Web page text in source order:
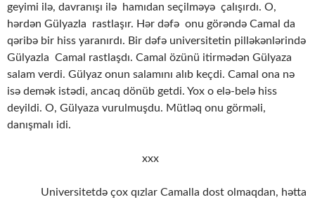
geyimi ilə, davranışı ilə hamıdan seçilməyə çalışırdı. O,
hərdən Gülyazla rastlaşır. Hər dəfə onu görəndə Camal da
qəribə bir hiss yaranırdı. Bir dəfə universitetin pilləkənlərində
Gülyazla Camal rastlaşdı. Camal özünü itirmədən Gülyaza
salam verdi. Gülyaz onun salamını alıb keçdi. Camal ona nə
isə demək istədi, ancaq dönüb getdi. Yox o elə-belə hiss
deyildi. O, Gülyaza vurulmuşdu. Mütləq onu görməli,
danışmalı idi.
xxx
Universitetdə çox qızlar Camalla dost olmaqdan, hətta